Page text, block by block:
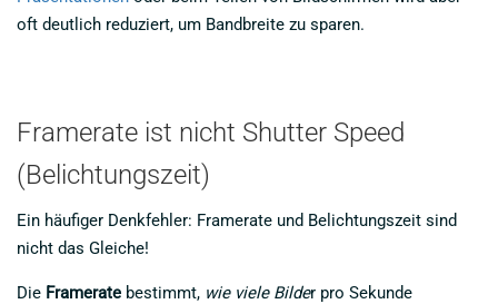
oft deutlich reduziert, um Bandbreite zu sparen.
Framerate ist nicht Shutter Speed
(Belichtungszeit)
Ein häufiger Denkfehler: Framerate und Belichtungszeit sind
nicht das Gleiche!
Die Framerate bestimmt, wie viele Bilder pro Sekunde